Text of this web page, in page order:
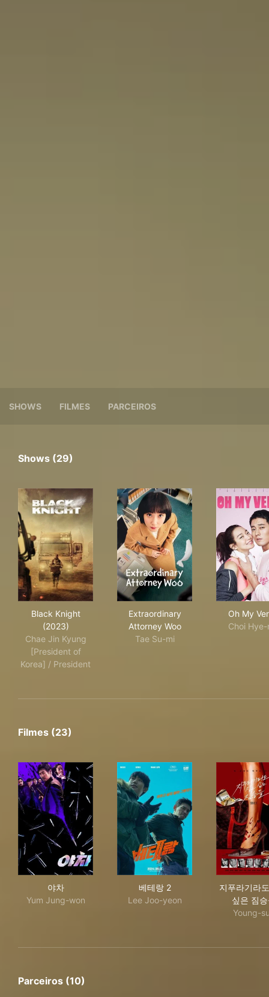
SHOWS FILMES PARCEIROS
Shows (29)
Black Knight
(2023)
Chae Jin Kyung
[President of
Korea] / President
Extraordinary
Attorney Woo
Tae Su-mi
Oh My
Choi Hye-
Filmes (23)
야차
Yum Jung-won
베테랑 2
Lee Joo-yeon
지푸라기라
싶은 짐
Young-
Parceiros (10)